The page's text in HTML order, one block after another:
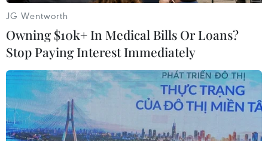
JG Wentworth
Owning $10k+ In Medical Bills Or Loans?
Stop Paying Interest Immediately